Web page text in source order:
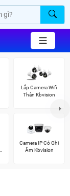
Lắp Camera Wifi
Thân Kbvision
Camera IP Có Ghi
Âm Kbvision